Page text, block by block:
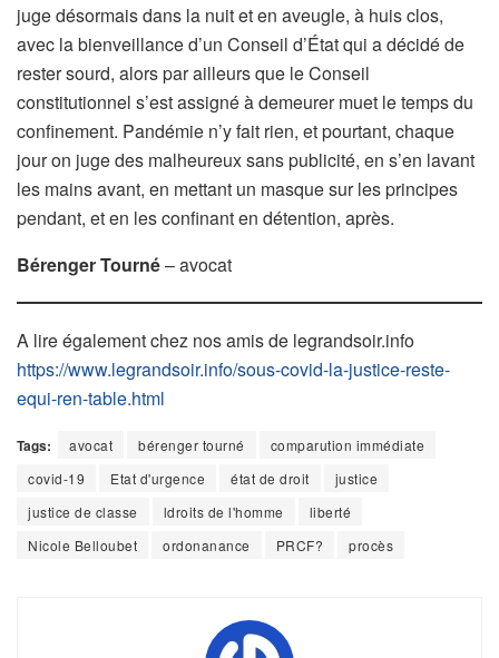
juge désormais dans la nuit et en aveugle, à huis clos,
avec la bienveillance d’un Conseil d’État qui a décidé de
rester sourd, alors par ailleurs que le Conseil
constitutionnel s’est assigné à demeurer muet le temps du
confinement. Pandémie n’y fait rien, et pourtant, chaque
jour on juge des malheureux sans publicité, en s’en lavant
les mains avant, en mettant un masque sur les principes
pendant, et en les confinant en détention, après.
Bérenger Tourné– avocat
A lire également chez nos amis de legrandsoir.info
https://www.legrandsoir.info/sous-covid-la-justice-reste-
equi-ren-table.html
Tags: avocat bérenger tourné
comparution immédiate
covid-19
Etat d'urgence état de droit
justice
justice de classe
ldroits de l'homme
liberté
Nicole Belloubet
ordonanance PRCF? procès